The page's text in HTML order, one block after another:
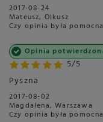
2017-08-24
Mateusz, Olkusz
Czy opinia była
5/5
Opinia
Pyszna
2017-08-02
Magdalena, Warszawa
Czy opinia była